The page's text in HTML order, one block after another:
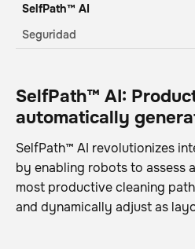
SelfPath™ AI
Seguridad
SelfPath™ AI:
automatically
SelfPath™ AI revolutionizes
by enabling robots to assess
most productive cleaning
and dynamically adjust as